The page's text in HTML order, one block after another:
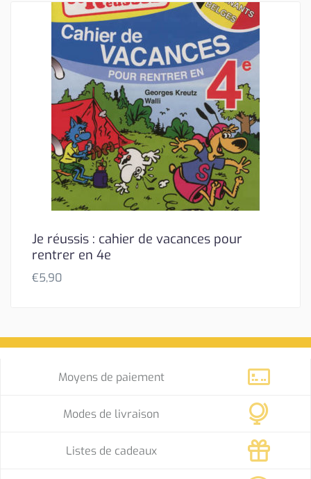
Je réussis : cahier de vacances pour
rentrer en 4e
€5,90
Moyens de paiement
Modes de livraison
Listes de cadeaux